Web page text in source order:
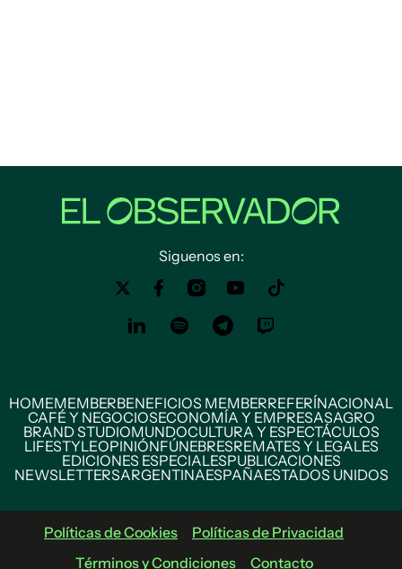
Siguenos en:
HOMEMEMBERBENEFICIOS MEMBERREFERÍNACIONAL
CAFÉ Y NEGOCIOSECONOMÍA Y EMPRESASAGRO
BRAND STUDIOMUNDOCULTURA Y ESPECTÁCULOS
LIFESTYLEOPINIÓNFÚNEBRESREMATES Y LEGALES
EDICIONES ESPECIALESPUBLICACIONES
NEWSLETTERSARGENTINAESPAÑAESTADOS UNIDOS
Políticas de Cookies
Políticas de Privacidad
Términos y Condiciones
Contacto